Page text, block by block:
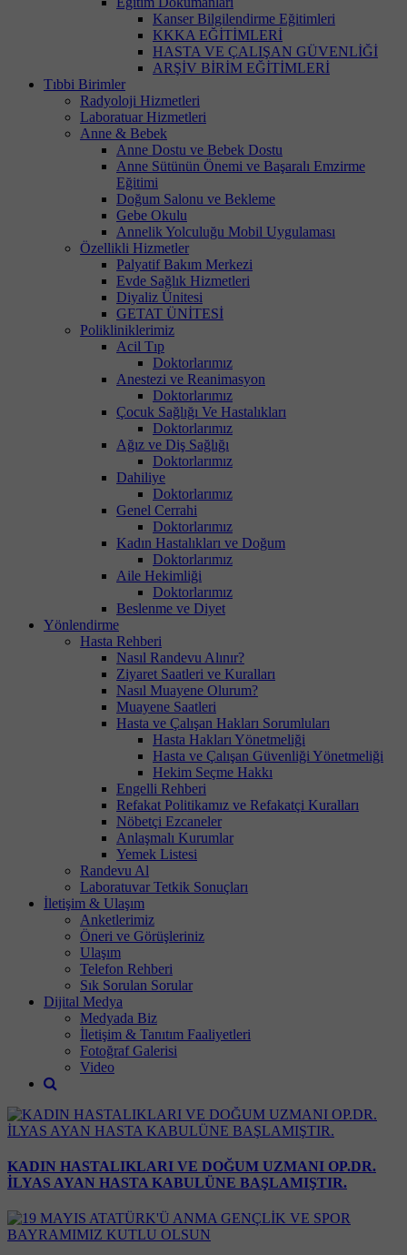
Kanser Bilgilendirme Eğitimleri
KKKA EĞİTİMLERİ
HASTA VE ÇALIŞAN GÜVENLİĞİ
ARŞİV BİRİM EĞİTİMLERİ
Tıbbi Birimler
Radyoloji Hizmetleri
Laboratuar Hizmetleri
Anne & Bebek
Anne Dostu ve Bebek Dostu
Anne Sütünün Önemi ve Başaralı Emzirme
Eğitimi
Doğum Salonu ve Bekleme
Gebe Okulu
Annelik Yolculuğu Mobil Uygulaması
Özellikli Hizmetler
Palyatif Bakım Merkezi
Evde Sağlık Hizmetleri
Diyaliz Ünitesi
GETAT ÜNİTESİ
Polikliniklerimiz
Acil Tıp
Doktorlarımız
Anestezi ve Reanimasyon
Doktorlarımız
Çocuk Sağlığı Ve Hastalıkları
Doktorlarımız
Ağız ve Diş Sağlığı
Doktorlarımız
Dahiliye
Doktorlarımız
Genel Cerrahi
Doktorlarımız
Kadın Hastalıkları ve Doğum
Doktorlarımız
Aile Hekimliği
Doktorlarımız
Beslenme ve Diyet
Yönlendirme
Hasta Rehberi
Nasıl Randevu Alınır?
Ziyaret Saatleri ve Kuralları
Nasıl Muayene Olurum?
Muayene Saatleri
Hasta ve Çalışan Hakları Sorumluları
Hasta Hakları Yönetmeliği
Hasta ve Çalışan Güvenliği Yönetmeliği
Hekim Seçme Hakkı
Engelli Rehberi
Refakat Politikamız ve Refakatçi Kuralları
Nöbetçi Ezcaneler
Anlaşmalı Kurumlar
Yemek Listesi
Randevu Al
Laboratuvar Tetkik Sonuçları
İletişim & Ulaşım
Anketlerimiz
Öneri ve Görüşleriniz
Ulaşım
Telefon Rehberi
Sık Sorulan Sorular
Dijital Medya
Medyada Biz
İletişim & Tanıtım Faaliyetleri
Fotoğraf Galerisi
Video
KADIN HASTALIKLARI VE DOĞUM UZMANI OP.DR.
İLYAS AYAN HASTA KABULÜNE BAŞLAMIŞTIR.